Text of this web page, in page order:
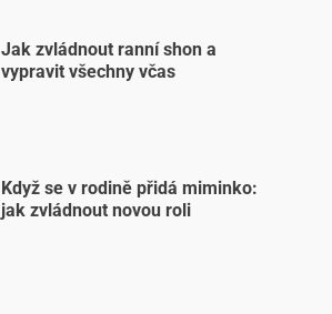
Jak zvládnout ranní shon a
vypravit všechny včas
Když se v rodině přidá miminko:
jak zvládnout novou roli